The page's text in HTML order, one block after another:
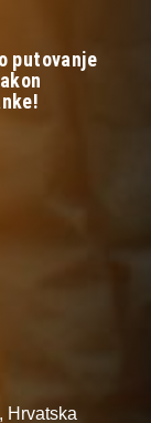
putovanje
Hrvatska